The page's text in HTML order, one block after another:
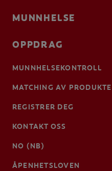
MUNNHELSE
OPPDRAG
MUNNHELSEKONTROLL
MATCHING AV
REGISTRER DEG
KONTAKT OSS
NO (NB)
ÅPENHETSLOVEN